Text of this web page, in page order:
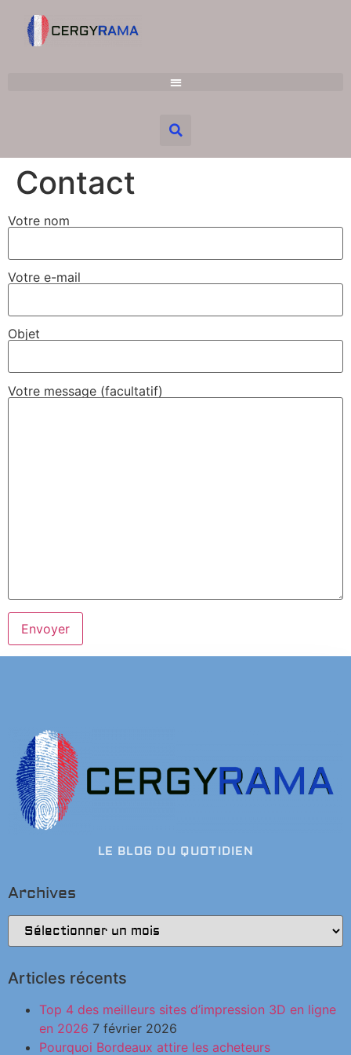
Contact
Votre nom
Votre e-mail
Objet
Votre message (facultatif)
LE BLOG DU QUOTIDIEN
Archives
Articles récents
Top 4 des meilleurs sites d’impression 3D en ligne
en 2026 7 février 2026
Pourquoi Bordeaux attire les acheteurs